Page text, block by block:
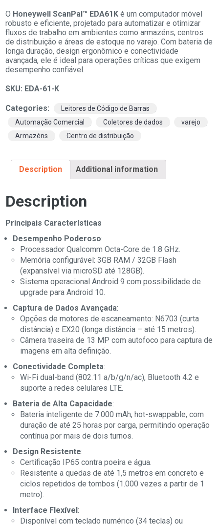
O Honeywell ScanPal™ EDA61K é um computador móvel
robusto e eficiente, projetado para automatizar e otimizar
fluxos de trabalho em ambientes como armazéns, centros
de distribuição e áreas de estoque no varejo. Com bateria de
longa duração, design ergonômico e conectividade
avançada, ele é ideal para operações críticas que exigem
desempenho confiável.
SKU: EDA-61-K
Categories: Leitores de Código de Barras
Automação Comercial Coletores de dados varejo
Armazéns Centro de distribuição
Description Additional information
Description
Principais Características
Desempenho Poderoso:
Processador Qualcomm Octa-Core de 1.8 GHz.
Memória configurável: 3GB RAM / 32GB Flash
(expansível via microSD até 128GB).
Sistema operacional Android 9 com possibilidade de
upgrade para Android 10.
Captura de Dados Avançada:
Opções de motores de escaneamento: N6703 (curta
distância) e EX20 (longa distância – até 15 metros).
Câmera traseira de 13 MP com autofoco para captura de
imagens em alta definição.
Conectividade Completa:
Wi-Fi dual-band (802.11 a/b/g/n/ac), Bluetooth 4.2 e
suporte a redes celulares LTE.
Bateria de Alta Capacidade:
Bateria inteligente de 7.000 mAh, hot-swappable, com
duração de até 25 horas por carga, permitindo operação
contínua por mais de dois turnos.
Design Resistente:
Certificação IP65 contra poeira e água.
Resistente a quedas de até 1,5 metros em concreto e
ciclos repetidos de tombos (1.000 vezes a partir de 1
metro).
Interface Flexível:
Disponível com teclado numérico (34 teclas) ou